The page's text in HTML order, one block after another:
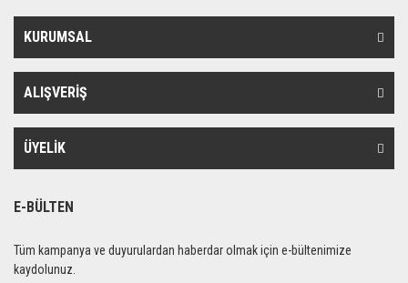
Ürün bilgilerinde hatalar bulunuyor.
Ürün fiyatı diğer sitelerden daha pahalı.
Bu ürüne benzer farklı alternatifler olmalı.
KURUMSAL
ALIŞVERİŞ
ÜYELİK
E-BÜLTEN
Tüm kampanya ve duyurulardan haberdar olmak için e-bültenimize
kaydolunuz.